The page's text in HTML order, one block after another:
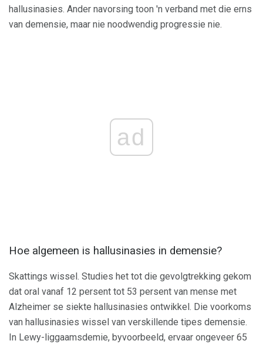
hallusinasies. Ander navorsing toon 'n verband met die erns
van demensie, maar nie noodwendig progressie nie.
ad
Hoe algemeen is hallusinasies in demensie?
Skattings wissel. Studies het tot die gevolgtrekking gekom
dat oral vanaf 12 persent tot 53 persent van mense met
Alzheimer se siekte hallusinasies ontwikkel. Die voorkoms
van hallusinasies wissel van verskillende tipes demensie.
In Lewy-liggaamsdemie, byvoorbeeld, ervaar ongeveer 65